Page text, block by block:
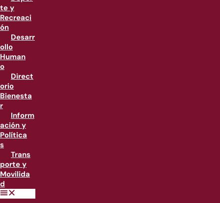
te y
Recreaci
ón
Desarr
ollo
Human
o
Direct
orio
Bienesta
r
Inform
ación y
Política
s
Trans
porte y
Movilida
d